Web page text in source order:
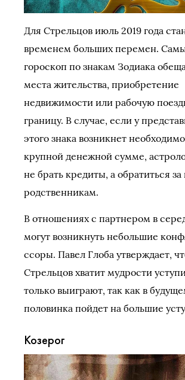
Для Стрельцов июль 2019 года
временем больших перемен.
гороскоп по знакам Зодиака
места жительства, приобретение
недвижимости или рабочую
границу. В случае, если у
этого знака возникнет
крупной денежной сумме,
не брать кредиты, а обратиться
родственникам.
В отношениях с партнером в
могут возникнуть небольшие
ссоры. Павел Глоба утверждает,
Стрельцов хватит мудрости
только выиграют, так как в
половинка пойдет на большие
Козерог